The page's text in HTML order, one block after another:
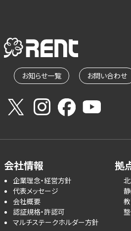
お知らせ一覧 お問い合わせ
会社情報
企業理念・経営方針
代表メッセージ
会社概要
認証規格・許認可
マルチステークホルダー方針
拠